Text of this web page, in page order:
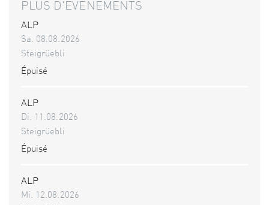
PLUS D'ÉVÉNEMENTS
ALP
Sa. 08.08.2026
Steigrüebli
Épuisé
ALP
Di. 11.08.2026
Steigrüebli
Épuisé
ALP
Mi. 12.08.2026